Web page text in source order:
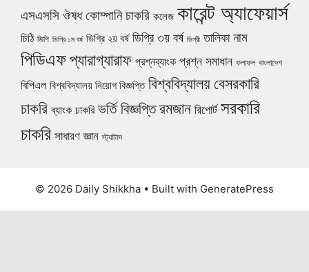
এসএসসি ঔষধ কোম্পানি চাকরি কলেজ কারেন্ট অ্যাফেয়ার্স
চিঠি জিপি ডিগ্রি ১ম বর্ষ ডিগ্রি ২য় বর্ষ ডিগ্রি ৩য় বর্ষ ডিগ্রী তালিকা নাম
পিডিএফপ্যারাগ্যারাফ প্রশ্নব্যাংক প্রশ্ন সমাধান ফলাফল বাংলাদেশ
বিপিএল বিশ্ববিদ্যালয় নিয়োগ বিজ্ঞপ্তি বিশ্ববিদ্যালয়বেসরকারি
চাকরি ব্যাংক চাকরি ভর্তি বিজ্ঞপ্তিরমজান রিপোর্ট সরকারি
চাকরি সাধারণ জ্ঞান স্ট্যাটাস
© 2026 Daily Shikkha • Built with GeneratePress